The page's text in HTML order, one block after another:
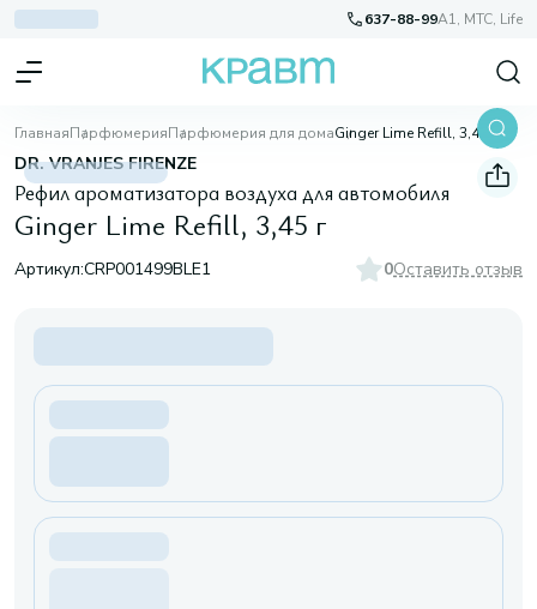
637-88-99A1, МТС, Life
ГлавнаяПарфюмерияПарфюмерия для домаGinger Lime Refill, 3,45 г
DR. VRANJES FIRENZE
Рефил ароматизатора воздуха для автомобиля
Ginger Lime Refill, 3,45 г
Артикул:CRP001499BLE1 0Оставить отзыв